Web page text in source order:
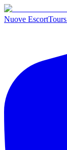
Nuove EscortTours